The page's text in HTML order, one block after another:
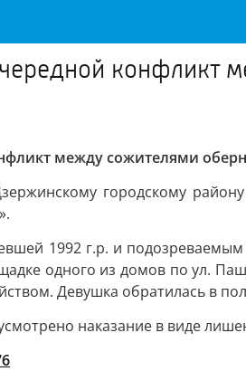
конфликт
между сожителями
городскому
1992 г.р. и подозреваемым
одного из домов по ул.
Девушка обратилась в
наказание в виде